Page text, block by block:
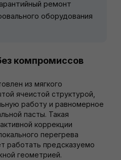
ремонт
оборудования
компромиссов
из мягкого
ячеистой структурой,
работу и равномерное
пасты. Такая
коррекции
перегрева
работать предсказуемо
геометрией.